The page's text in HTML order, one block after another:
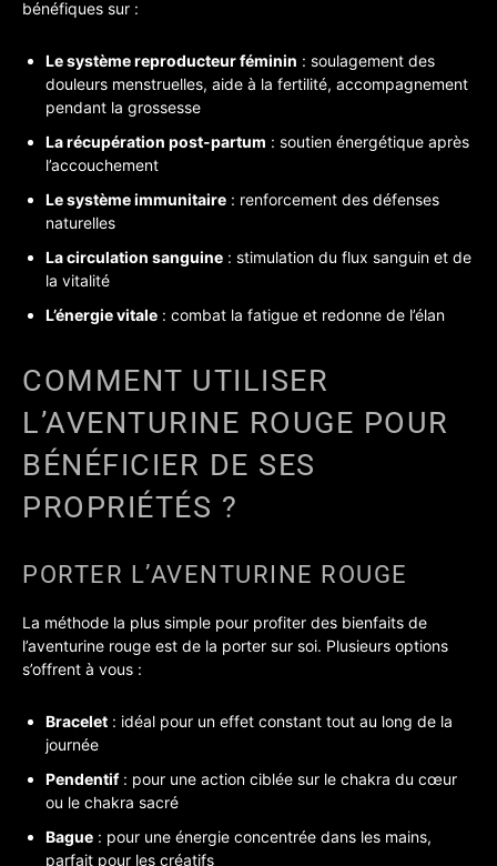
bénéfiques sur :
Le système reproducteur féminin : soulagement des
douleurs menstruelles, aide à la fertilité, accompagnement
pendant la grossesse
La récupération post-partum : soutien énergétique après
l’accouchement
Le système immunitaire : renforcement des défenses
naturelles
La circulation sanguine : stimulation du flux sanguin et de
la vitalité
L’énergie vitale : combat la fatigue et redonne de l’élan
COMMENT UTILISER
L’AVENTURINE ROUGE POUR
BÉNÉFICIER DE SES
PROPRIÉTÉS ?
PORTER L’AVENTURINE ROUGE
La méthode la plus simple pour profiter des bienfaits de
l’aventurine rouge est de la porter sur soi. Plusieurs options
s’offrent à vous :
Bracelet : idéal pour un effet constant tout au long de la
journée
Pendentif: pour une action ciblée sur le chakra du cœur
ou le chakra sacré
Bague : pour une énergie concentrée dans les mains,
parfait pour les créatifs